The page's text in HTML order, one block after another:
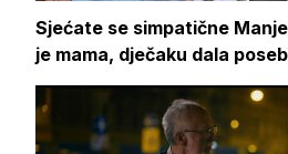
Sjećate se simpatične
je mama, dječaku dala